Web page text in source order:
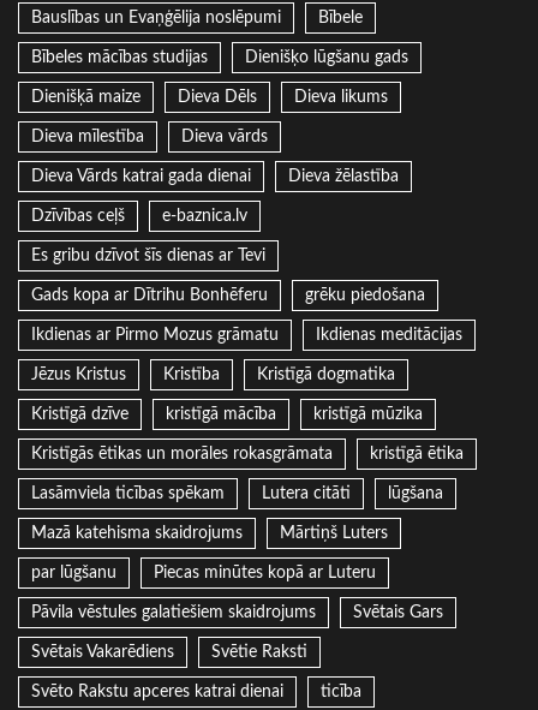
Bauslības un Evaņģēlija noslēpumi Bībele
Bībeles mācības studijas Dienišķo lūgšanu gads
Dienišķā maize Dieva Dēls Dieva likums
Dieva mīlestība Dieva vārds
Dieva Vārds katrai gada dienai Dieva žēlastība
Dzīvības ceļš e-baznica.lv
Es gribu dzīvot šīs dienas ar Tevi
Gads kopa ar Dītrihu Bonhēferu grēku piedošana
Ikdienas ar Pirmo Mozus grāmatu Ikdienas meditācijas
Jēzus Kristus Kristība Kristīgā dogmatika
Kristīgā dzīve kristīgā mācība kristīgā mūzika
Kristīgās ētikas un morāles rokasgrāmata kristīgā ētika
Lasāmviela ticības spēkam Lutera citāti lūgšana
Mazā katehisma skaidrojums Mārtiņš Luters
par lūgšanu Piecas minūtes kopā ar Luteru
Pāvila vēstules galatiešiem skaidrojums Svētais Gars
Svētais Vakarēdiens Svētie Raksti
Svēto Rakstu apceres katrai dienai ticība